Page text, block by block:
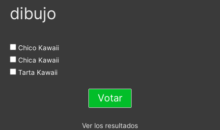
dibujo
Chico Kawaii
Chica Kawaii
Tarta Kawaii
Ver los resultados